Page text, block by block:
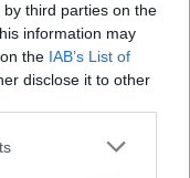
third parties on the
information may
the IAB’s List of
disclose it to other
or more Google
φωτογραφία με
το Instagram